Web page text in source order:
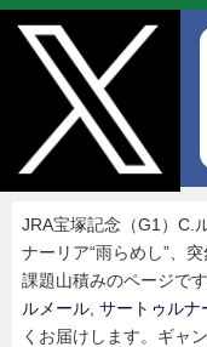
JRA宝塚記念（G1）C.
ナーリア“雨らめし”、
課題山積みのページで
ルメール サートゥルナ
くお届けします。ギャ